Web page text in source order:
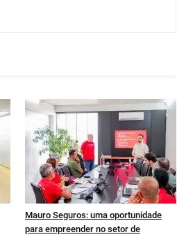
Mauro Seguros: uma oportunidade
para empreender no setor de